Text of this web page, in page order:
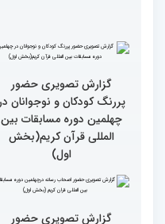
بین‌المللی قرآن کریم
گزارش تصویری حضور
پررنگ کودکان و نوجوانان در
چهلمین دوره مسابقات بین
المللی قرآن کریم(بخش
اول)